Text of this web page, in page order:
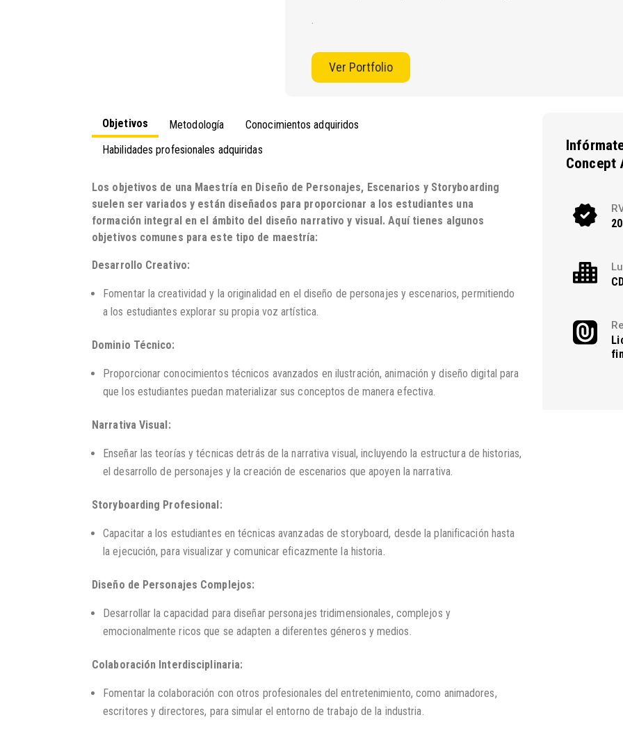
.
Ver Portfolio
Objetivos Metodología
Conocimientos adquiridos
Habilidades profesionales adquiridas
Los objetivos de una Maestría en Diseño de Personajes, Escenarios y Storyboarding
suelen ser variados y están diseñados para proporcionar a los estudiantes una
formación integral en el ámbito del diseño narrativo y visual. Aquí tienes algunos
objetivos comunes para este tipo de maestría:
Desarrollo Creativo:
Fomentar la creatividad y la originalidad en el diseño de personajes y escenarios, permitiendo
a los estudiantes explorar su propia voz artística.
Dominio Técnico:
Proporcionar conocimientos técnicos avanzados en ilustración, animación y diseño digital para
que los estudiantes puedan materializar sus conceptos de manera efectiva.
Narrativa Visual:
Enseñar las teorías y técnicas detrás de la narrativa visual, incluyendo la estructura de historias,
el desarrollo de personajes y la creación de escenarios que apoyen la narrativa.
Storyboarding Profesional:
Capacitar a los estudiantes en técnicas avanzadas de storyboard, desde la planificación hasta
la ejecución, para visualizar y comunicar eficazmente la historia.
Diseño de Personajes Complejos:
Desarrollar la capacidad para diseñar personajes tridimensionales, complejos y
emocionalmente ricos que se adapten a diferentes géneros y medios.
Colaboración Interdisciplinaria:
Fomentar la colaboración con otros profesionales del entretenimiento, como animadores,
escritores y directores, para simular el entorno de trabajo de la industria.
Concept